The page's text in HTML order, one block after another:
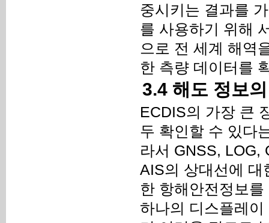
중시키는 결과를
를 사용하기 위해
으로 전 세계 해역
한 측량 데이터를
3.4 해도 정보
ECDIS의 가장 큰
두 확인할 수 있다
라서 GNSS, LOG,
AIS의 상대선에
한 항해안전정보
하나의 디스플레